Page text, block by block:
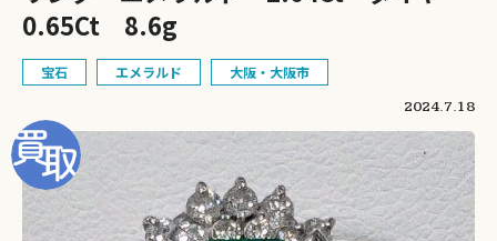
0.65Ct 8.6g
宝石 エメラルド 大阪・大阪市
2024.7.18